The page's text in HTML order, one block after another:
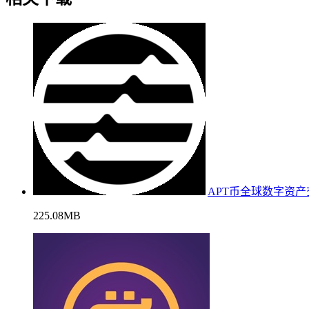
APT币全球数字资
225.08MB